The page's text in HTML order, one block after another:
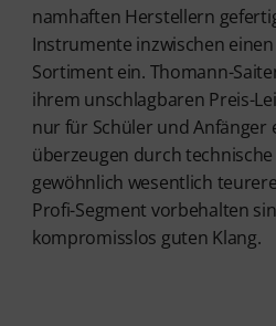
namhaften Herstellern
Instrumente inzwischen
Sortiment ein. Thomann-
ihrem unschlagbaren Preis-
nur für Schüler und Anfänger
überzeugen durch
gewöhnlich wesentlich
Profi-Segment vorbehalten
kompromisslos guten Klang.